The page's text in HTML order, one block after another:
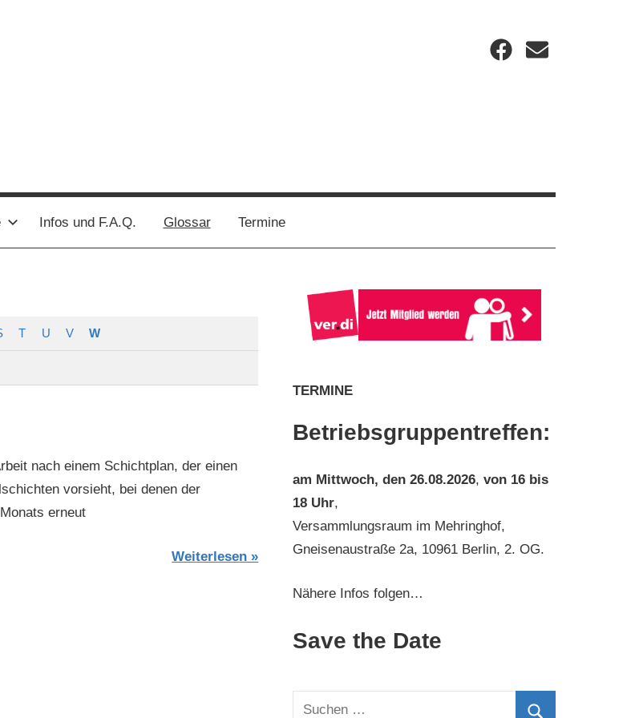
Facebook
Email
Infos und F.A.Q. Glossar Termine
T U V W
nach einem Schichtplan, der einen
vorsieht, bei denen der
erneut
Weiterlesen
TERMINE
Betriebsgruppentreffen:
am Mittwoch, den 26.08.2026, von 16 bis
18 Uhr,
Versammlungsraum im Mehringhof,
Gneisenaustraße 2a, 10961 Berlin, 2. OG.
Nähere Infos folgen…
Save the Date
Suchen